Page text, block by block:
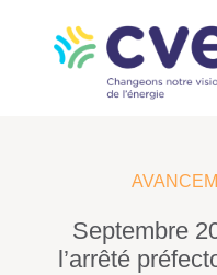
Septembre
l’arrêté